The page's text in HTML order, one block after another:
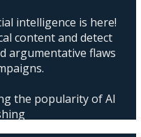
intelligence is here!
content and detect
argumentative flaws
the popularity of AI